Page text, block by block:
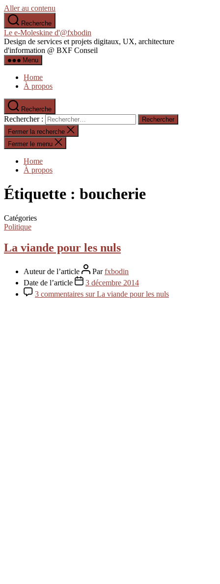
Aller au contenu
Recherche
Le e-Moleskine d'@fxbodin
Design de services et projets digitaux, UX, architecture
d'information @ BXF Conseil
Menu
Home
À propos
Recherche
Rechercher :
Fermer la recherche
Fermer le menu
Home
À propos
Étiquette : boucherie
Catégories
Politique
La viande pour les nuls
Auteur de l’article Parfxbodin
Date de l’article
3 décembre 2014
3 commentaires sur La viande pour les nuls